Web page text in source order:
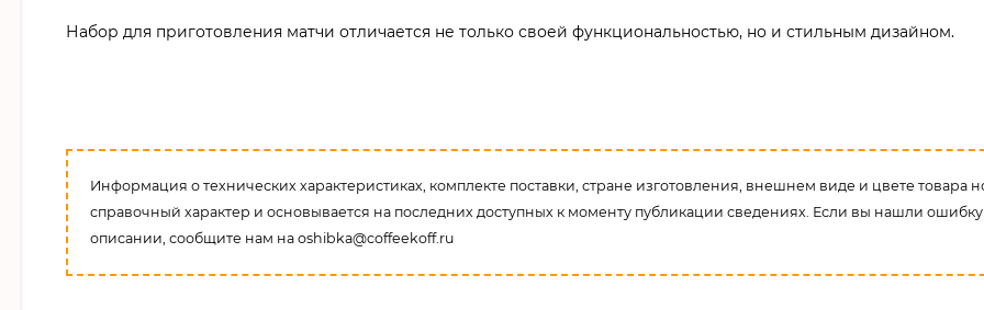
Набор для приготовления матчи отличается не только своей функциональностью, но и стильным дизайном.
Информация о технических характеристиках, комплекте поставки, стране изготовления, внешнем виде и цвете товара
справочный характер и основывается на последних доступных к моменту публикации сведениях. Если вы нашли ошибку
описании, сообщите нам на oshibka@coffeekoff.ru